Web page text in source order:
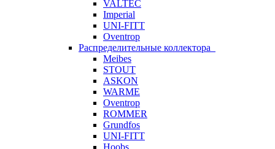
VALTEC
Imperial
UNI-FITT
Oventrop
Распределительные коллектора
Meibes
STOUT
ASKON
WARME
Oventrop
ROMMER
Grundfos
UNI-FITT
Hoobs